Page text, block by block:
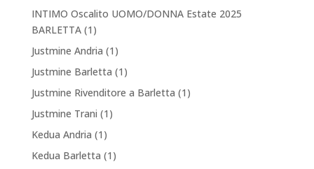
INTIMO Oscalito UOMO/DONNA Estate 2025
BARLETTA(1)
Justmine Andria (1)
Justmine Barletta (1)
Justmine Rivenditore a Barletta (1)
Justmine Trani (1)
Kedua Andria (1)
Kedua Barletta (1)